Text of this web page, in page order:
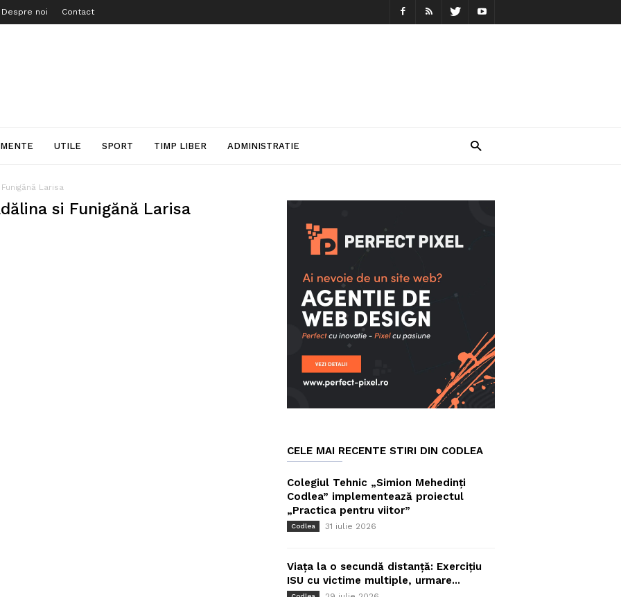
Despre noi Contact
UTILE SPORT TIMP LIBER ADMINISTRATIE
Larisa
si Funigănă Larisa
CELE MAI RECENTE STIRI DIN CODLEA
Colegiul Tehnic „Simion Mehedinți
Codlea” implementează proiectul
„Practica pentru viitor”
Codlea 31 iulie 2026
Viața la o secundă distanță: Exercițiu
ISU cu victime multiple, urmare...